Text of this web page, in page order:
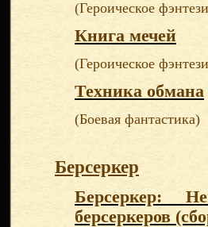
(Героическое
Книга мечей
(Героическое
Техника обмана
(Боевая фантастика)
Берсеркер
Берсеркер:
берсеркеров